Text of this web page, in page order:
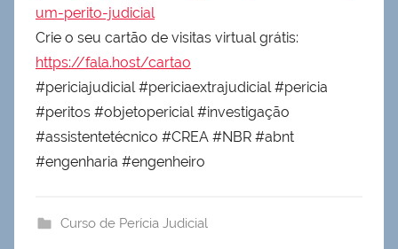
um-perito-judicial
Crie o seu cartão de visitas virtual grátis:
https://fala.host/cartao
#periciajudicial #periciaextrajudicial #pericia
#peritos #objetopericial #investigação
#assistentetécnico #CREA #NBR #abnt
#engenharia #engenheiro
Curso de Perícia Judicial